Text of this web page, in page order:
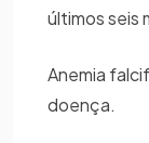
últimos seis
Anemia
doença.